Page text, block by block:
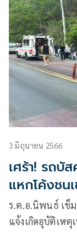
3 มิถุนายน 2566
เศร้า! รถบั
แหกโค้งชน
ร.ต.อ.นิพนธ์ เข็มเอก รอ
แจ้งเกิดอุบัติเหตุ